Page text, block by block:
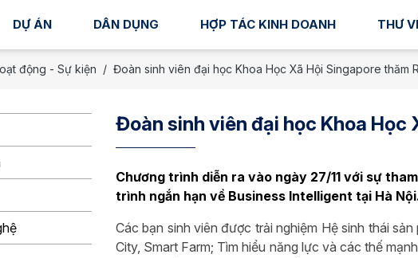
DỰ ÁN DÂN DỤNG HỢP TÁC KINH DOANH THƯ
động - Sự kiện Đoàn sinh viên đại học Khoa Học Xã Hội Singapore thăm
Đoàn sinh viên đại học Khoa Học
Chương trình diễn ra vào ngày 27/11 với sự
trình ngắn hạn về Business Intelligent tại Hà
Các bạn sinh viên được trải nghiệm Hệ sinh thái
City, Smart Farm; Tìm hiểu năng lực và các thế